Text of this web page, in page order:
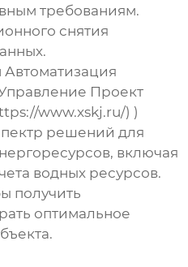
требованиям.
снятия
Проект
www.xskj.ru/) )
решений для
включая
водных ресурсов.
получить
оптимальное